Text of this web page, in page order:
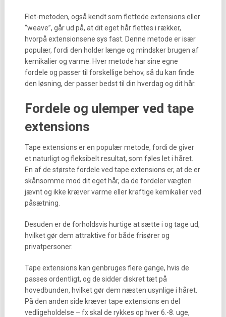
Flet-metoden, også kendt som flettede extensions eller
“weave”, går ud på, at dit eget hår flettes i rækker,
hvorpå extensionsene sys fast. Denne metode er især
populær, fordi den holder længe og mindsker brugen af
kemikalier og varme. Hver metode har sine egne
fordele og passer til forskellige behov, så du kan finde
den løsning, der passer bedst til din hverdag og dit hår.
Fordele og ulemper ved tape
extensions
Tape extensions er en populær metode, fordi de giver
et naturligt og fleksibelt resultat, som føles let i håret.
En af de største fordele ved tape extensions er, at de er
skånsomme mod dit eget hår, da de fordeler vægten
jævnt og ikke kræver varme eller kraftige kemikalier ved
påsætning.
Desuden er de forholdsvis hurtige at sætte i og tage ud,
hvilket gør dem attraktive for både frisører og
privatpersoner.
Tape extensions kan genbruges flere gange, hvis de
passes ordentligt, og de sidder diskret tæt på
hovedbunden, hvilket gør dem næsten usynlige i håret.
På den anden side kræver tape extensions en del
vedligeholdelse – fx skal de rykkes op hver 6.-8. uge,